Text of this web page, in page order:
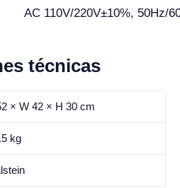
AC 110V/220V±10%, 50Hz/
técnicas
× W 42 × H 30 cm
kg